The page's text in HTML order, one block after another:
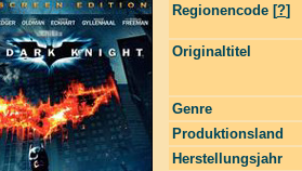
Regionencode [?]
Originaltitel
Genre
Produktionsland
Herstellungsjahr